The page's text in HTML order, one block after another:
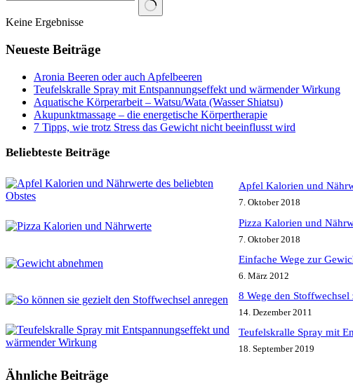
Keine Ergebnisse
Neueste Beiträge
Aronia Beeren oder auch Apfelbeeren
Teufelskralle Spray mit Entspannungseffekt und wärmender Wirkung
Aquatische Körperarbeit – Watsu/Wata (Wasser Shiatsu)
Akupunktmassage – die energetische Körpertherapie
7 Tipps, wie trotz Stress das Gewicht nicht beeinflusst wird
Beliebteste Beiträge
Apfel Kalorien und
7. Oktober 2018
Pizza Kalorien und
7. Oktober 2018
Einfache Wege zur
6. März 2012
8 Wege den Stoffwechsel
14. Dezember 2011
Teufelskralle Spray mit
18. September 2019
Ähnliche Beiträge